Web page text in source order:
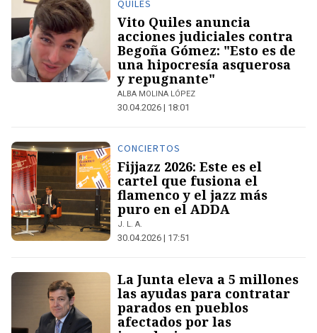
QUILES
Vito Quiles anuncia
acciones judiciales contra
Begoña Gómez: "Esto es de
una hipocresía asquerosa
y repugnante"
ALBA MOLINA LÓPEZ
30.04.2026 | 18:01
CONCIERTOS
Fijjazz 2026: Este es el
cartel que fusiona el
flamenco y el jazz más
puro en el ADDA
J. L. A.
30.04.2026 | 17:51
La Junta eleva a 5 millones
las ayudas para contratar
parados en pueblos
afectados por las